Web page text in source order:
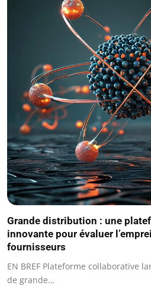
Grande distribution : une
innovante pour évaluer
fournisseurs
EN BREF Plateforme collaborative
de grande…